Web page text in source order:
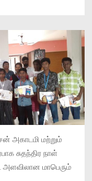
அகாடமி மற்றும்
சுதந்திர நாள்
அளவிலான மாபெரும்